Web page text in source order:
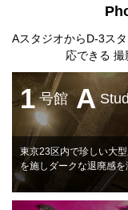
AスタジオからD-3ス
応できる 撮
1 号館 A
東京23区内で珍しい大
を施しダークな退廃感を